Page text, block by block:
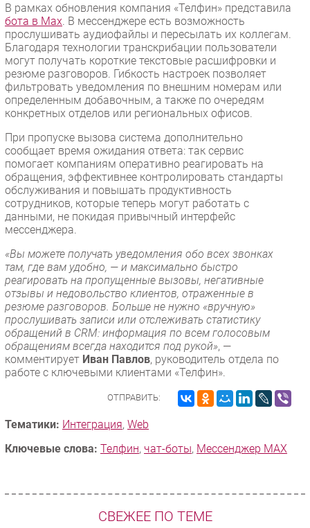
Outsourcing
Кадры
Регулирование
Финансы
Web
Безопасность
CIO/Управление ИТ
Гаджеты
Здоровье
РАЗДЕЛЫ
Новости
Аналитика
Интервью
Мероприятия
Проекты
IT класс
Тестовый стенд
Каталог компаний
В рамках обновления компания «Телфин» представила
бота в Max. В мессенджере есть возможность
прослушивать аудиофайлы и пересылать их коллегам.
Благодаря технологии транскрибации пользователи
могут получать короткие текстовые расшифровки и
резюме разговоров. Гибкость настроек позволяет
фильтровать уведомления по внешним номерам или
определенным добавочным, а также по очередям
конкретных отделов или региональных офисов.
При пропуске вызова система дополнительно
сообщает время ожидания ответа: так сервис
помогает компаниям оперативно реагировать на
обращения, эффективнее контролировать стандарты
обслуживания и повышать продуктивность
сотрудников, которые теперь могут работать с
данными, не покидая привычный интерфейс
мессенджера.
«Вы можете получать уведомления обо всех звонках
там, где вам удобно, — и максимально быстро
реагировать на пропущенные вызовы, негативные
отзывы и недовольство клиентов, отраженные в
резюме разговоров. Больше не нужно «вручную»
прослушивать записи или отслеживать статистику
обращений в CRM: информация по всем голосовым
обращениям всегда находится под рукой», —
комментирует Иван Павлов, руководитель отдела по
работе с ключевыми клиентами «Телфин».
ОТПРАВИТЬ:
Тематики: Интеграция, Web
Ключевые слова: Телфин, чат-боты, Мессенджер MAX
СВЕЖЕЕ ПО ТЕМЕ